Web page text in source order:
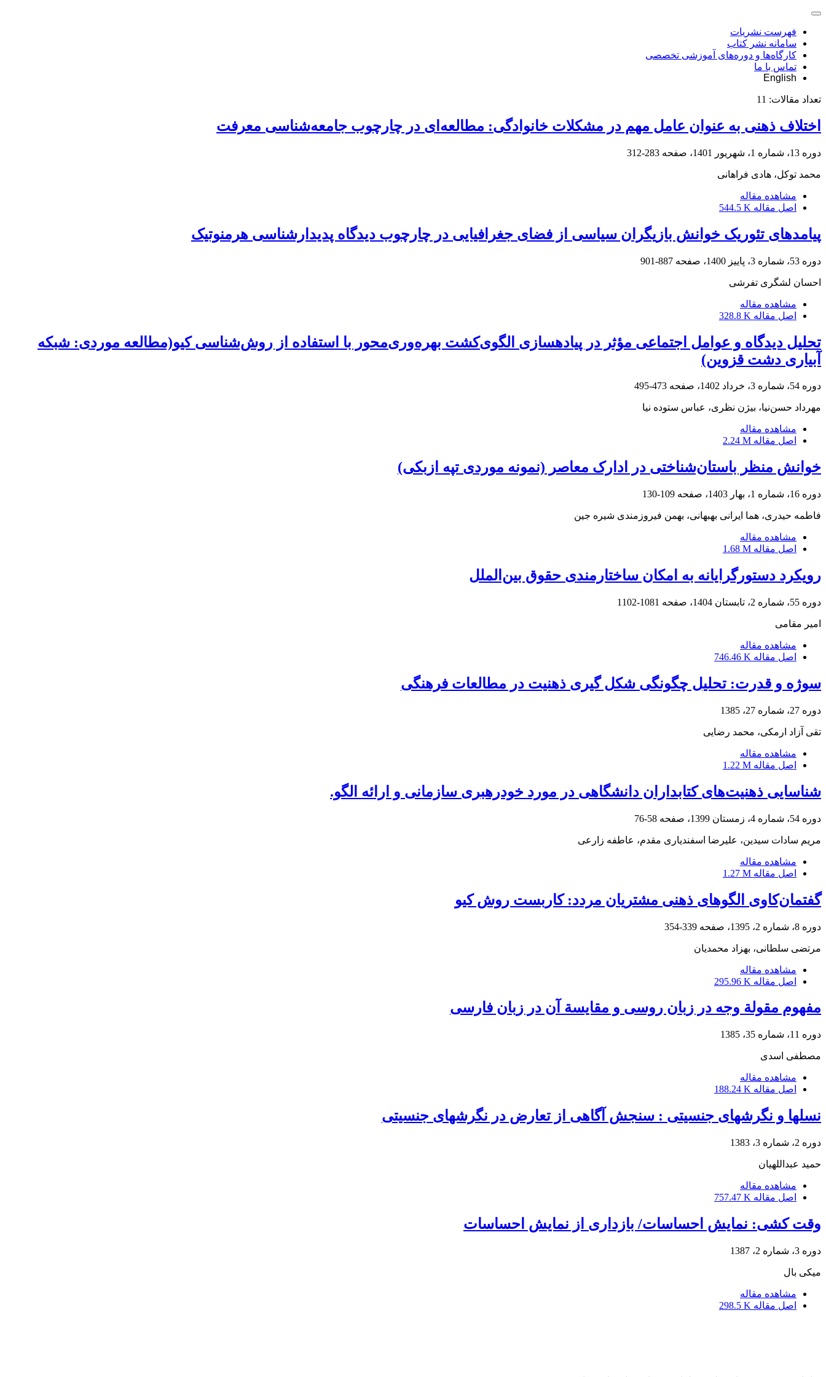
فهرست نشریات
سامانه نشر کتاب
کارگاه‌ها و دوره‌های آموزشی تخصصی
تماس با ما
English
تعداد مقالات: 11
اختلاف ذهنی به عنوان عامل مهم در مشکلات خانوادگی: مطالعه‌ای در چارچوب جامعه‌شناسی معرفت
دوره 13، شماره 1، شهریور 1401، صفحه 283-312
محمد توکل، هادی فراهانی
مشاهده مقاله
اصل مقاله 544.5 K
پیامدهای تئوریک خوانش بازیگران سیاسی از فضای جغرافیایی در چارچوب دیدگاه پدیدارشناسی هرمنوتیک
دوره 53، شماره 3، پاییز 1400، صفحه 887-901
احسان لشگری تفرشی
مشاهده مقاله
اصل مقاله 328.8 K
تحلیل دیدگاه و عوامل اجتماعی مؤثر در پیادهسازی الگوی‌کشت بهره‌وری‌محور با استفاده از روش‌شناسی کیو(مطالعه موردی: شبکه
آبیاری دشت قزوین)
دوره 54، شماره 3، خرداد 1402، صفحه 473-495
مهرداد حسن‌نیا، بیژن نظری، عباس ستوده نیا
مشاهده مقاله
اصل مقاله 2.24 M
خوانش منظر باستان‌شناختی در ادارک معاصر (نمونه موردی تپه ازبکی)
دوره 16، شماره 1، بهار 1403، صفحه 109-130
فاطمه حیدری، هما ایرانی بهبهانی، بهمن فیروزمندی شیره جین
مشاهده مقاله
اصل مقاله 1.68 M
رویکرد دستورگرایانه به امکان ساختارمندی حقوق بین‌الملل
دوره 55، شماره 2، تابستان 1404، صفحه 1081-1102
امیر مقامی
مشاهده مقاله
اصل مقاله 746.46 K
سوژه و قدرت: تحلیل چگونگی شکل گیری ذهنیت در مطالعات فرهنگی
دوره 27، شماره 27، 1385
تقی آزاد ارمکی، محمد رضایی
مشاهده مقاله
اصل مقاله 1.22 M
شناسایی ذهنیت‌های کتابداران دانشگاهی در مورد خودرهبری سازمانی و ارائه الگو.
دوره 54، شماره 4، زمستان 1399، صفحه 58-76
مریم سادات سیدین، علیرضا اسفندیاری مقدم، عاطفه زارعی
مشاهده مقاله
اصل مقاله 1.27 M
گفتمان‌کاوی الگوهای ذهنی مشتریان مردد: کاربست روش کیو
دوره 8، شماره 2، 1395، صفحه 339-354
مرتضی سلطانی، بهزاد محمدیان
مشاهده مقاله
اصل مقاله 295.96 K
مفهوم مقولة وجه در زبان روسی و مقایسة آن در زبان فارسی
دوره 11، شماره 35، 1385
مصطفی اسدی
مشاهده مقاله
اصل مقاله 188.24 K
نسلها و نگرشهای جنسیتی : سنجش آگاهی از تعارض در نگرشهای جنسیتی
دوره 2، شماره 3، 1383
حمید عبداللهیان
مشاهده مقاله
اصل مقاله 757.47 K
وقت کشی: نمایش احساسات/ بازداری از نمایش احساسات
دوره 3، شماره 2، 1387
میکی بال
مشاهده مقاله
اصل مقاله 298.5 K